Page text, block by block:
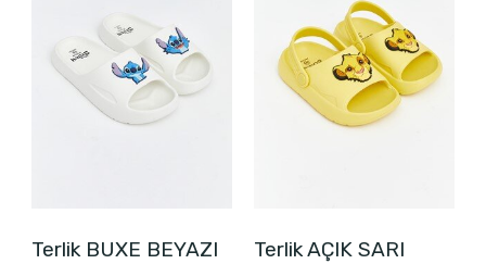
Terlik BUXE BEYAZI Terlik AÇIK SARI